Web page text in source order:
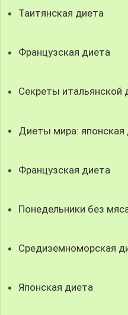
Таитянская диета
Французская диета
Секреты итальянской
Диеты мира: японская
Французская диета
Понедельники без
Средиземноморская
Японская диета